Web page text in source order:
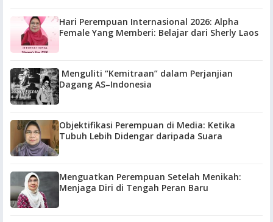
Hari Perempuan Internasional 2026: Alpha
Female Yang Memberi: Belajar dari Sherly Laos
Menguliti “Kemitraan” dalam Perjanjian
Dagang AS–Indonesia
Objektifikasi Perempuan di Media: Ketika
Tubuh Lebih Didengar daripada Suara
Menguatkan Perempuan Setelah Menikah:
Menjaga Diri di Tengah Peran Baru